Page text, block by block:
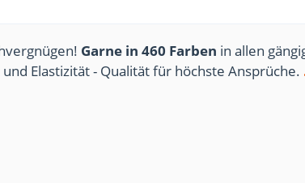
Garne in 460 Farben in allen
Elastizität - Qualität für höchste Ansprüche.